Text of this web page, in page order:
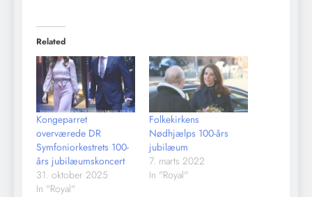
Related
Kongeparret
overværede DR
Symfoniorkestrets 100-
års jubilæumskoncert
31. oktober 2025
In "Royal"
Folkekirkens
Nødhjælps 100-års
jubilæum
7. marts 2022
In "Royal"